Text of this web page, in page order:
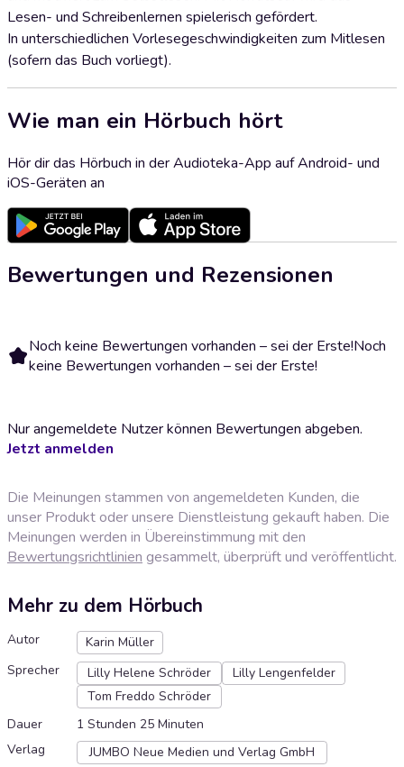
Lesen- und Schreibenlernen spielerisch gefördert.
In unterschiedlichen Vorlesegeschwindigkeiten zum Mitlesen
(sofern das Buch vorliegt).
Wie man ein Hörbuch hört
Hör dir das Hörbuch in der Audioteka-App auf Android- und
iOS-Geräten an
Bewertungen und Rezensionen
Noch keine Bewertungen vorhanden – sei der Erste!Noch
keine Bewertungen vorhanden – sei der Erste!
Nur angemeldete Nutzer können Bewertungen abgeben.
Jetzt anmelden
Die Meinungen stammen von angemeldeten Kunden, die
unser Produkt oder unsere Dienstleistung gekauft haben. Die
Meinungen werden in Übereinstimmung mit den
Bewertungsrichtlinien gesammelt, überprüft und veröffentlicht.
Mehr zu dem Hörbuch
Autor
Karin Müller
Sprecher
Lilly Helene Schröder
Lilly Lengenfelder
Tom Freddo Schröder
Dauer
1 Stunden 25 Minuten
Verlag
JUMBO Neue Medien und Verlag GmbH